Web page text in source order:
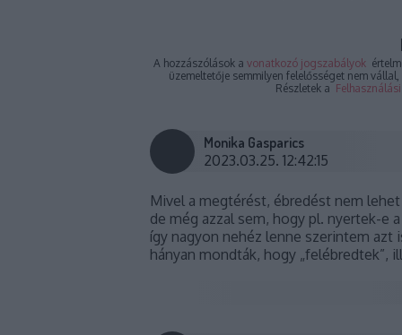
A hozzászólások a vonatkozó jogszabályok
üzemeltetője semmilyen felelősséget nem
Részletek a
Monika Gasparics
2023.03.25. 12:42:15
Mivel a megtérést, ébredést nem
de még azzal sem, hogy pl. nyertek-e
így nagyon nehéz lenne szerintem azt
hányan mondták, hogy „felébredtek”,